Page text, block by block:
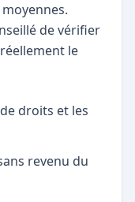
de vérifier
le
droits et les
revenu du